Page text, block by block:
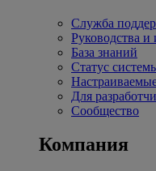
Служба
Руководства и
База знаний
Статус
Для
Сообщество
Компания